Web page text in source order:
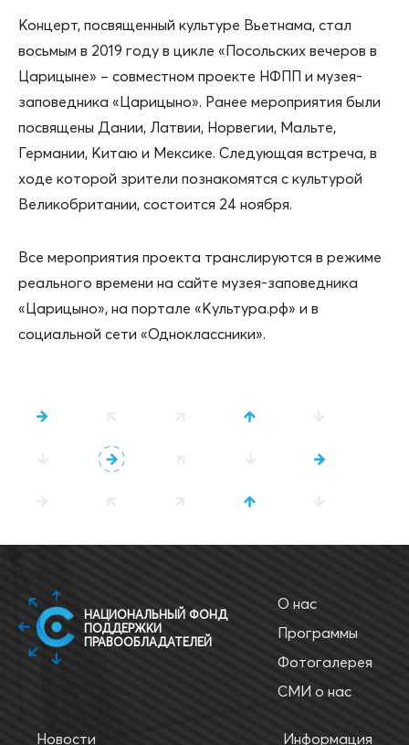
Концерт, посвященный культуре Вьетнама, стал
восьмым в 2019 году в цикле «Посольских вечеров в
Царицыне» – совместном проекте НФПП и музея-
заповедника «Царицыно». Ранее мероприятия были
посвящены Дании, Латвии, Норвегии, Мальте,
Германии, Китаю и Мексике. Следующая встреча, в
ходе которой зрители познакомятся с культурой
Великобритании, состоится 24 ноября.
Все мероприятия проекта транслируются в режиме
реального времени на сайте музея-заповедника
«Царицыно», на портале «Культура.рф» и в
социальной сети «Одноклассники».
НАЦИОНАЛЬНЫЙ ФОНД
ПОДДЕРЖКИ
ПРАВООБЛАДАТЕЛЕЙ
О нас
Программы
Фотогалерея
СМИ о нас
Новости Информация